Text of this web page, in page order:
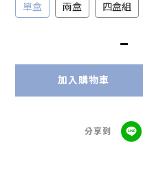
單盒 兩盒 四盒組
加入購物車
分享到